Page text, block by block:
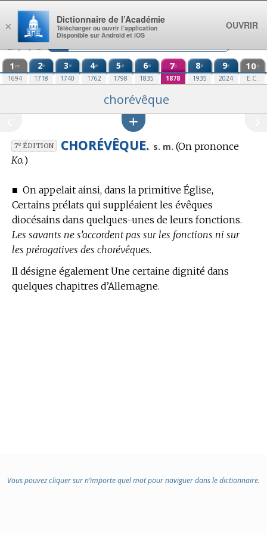
Aller au contenu
1 re
1694
2e
1718
3e
1740
4e
1762
5e
1798
6e
1835
7e
1878
8e
1935
9e
2024
10e
E.C.
chorévêque
7eÉDITION CHORÉVÊQUE. s. m. (On prononce
Ko.)
■ On appelait ainsi, dans la primitive Église,
Certains prélats qui suppléaient les évêques
diocésains dans quelques-unes de leurs fonctions.
Les savants ne s’accordent pas sur les fonctions ni sur
les prérogatives des chorévêques.
Il désigne également Une certaine dignité dans
quelques chapitres d’Allemagne.
Vous pouvez cliquer sur n’importe quel mot pour naviguer dans le dictionnaire.
×
Dictionnaire de l’Académie
Télécharger ou ouvrir l’application
Disponible sur Android et iOS
OUVRIR